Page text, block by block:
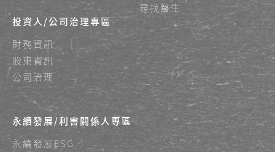
尋找醫生
投資人/公司治理專區
財務資訊
股東資訊
公司治理
永續發展/利害關係人專區
永續發展ESG